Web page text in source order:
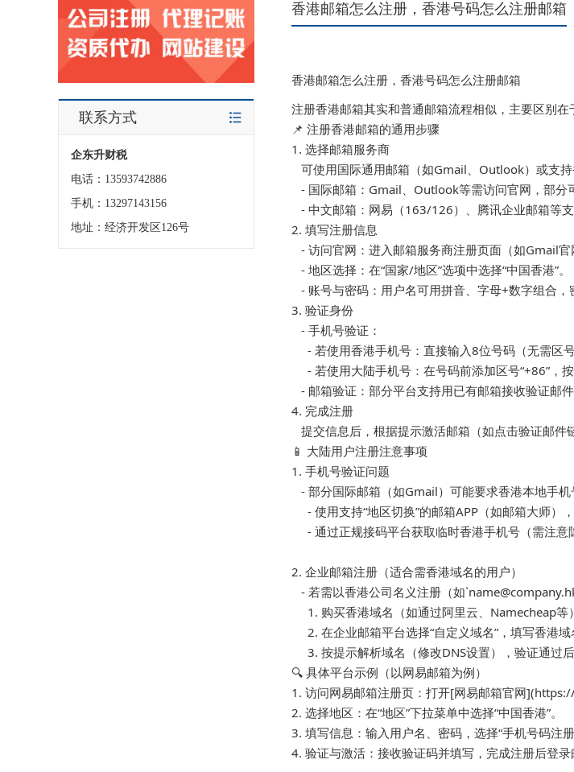
联系方式
企东升财税
电话：13593742886
手机：13297143156
地址：经济开发区126号
香港邮箱怎么注册，香港号码怎么注册邮箱
香港邮箱怎么注册，香港号码怎么注册邮箱
注册香港邮箱其实和普通邮箱流程相似，主要区别
📌 注册香港邮箱的通用步骤
1. 选择邮箱服务商
可使用国际通用邮箱（如Gmail、Outlook）或支
- 国际邮箱：Gmail、Outlook等需访问官网，部分
- 中文邮箱：网易（163/126）、腾讯企业邮箱等支
2. 填写注册信息
- 访问官网：进入邮箱服务商注册页面（如Gmail
- 地区选择：在“国家/地区”选项中选择“中国香港”。
- 账号与密码：用户名可用拼音、字母+数字组合，
3. 验证身份
- 手机号验证：
- 若使用香港手机号：直接输入8位号码（无需区
- 若使用大陆手机号：在号码前添加区号“+86”，
- 邮箱验证：部分平台支持用已有邮箱接收验证邮
4. 完成注册
提交信息后，根据提示激活邮箱（如点击验证邮件
📱 大陆用户注册注意事项
1. 手机号验证问题
- 部分国际邮箱（如Gmail）可能要求香港本地手
- 使用支持“地区切换”的邮箱APP（如邮箱大师）
- 通过正规接码平台获取临时香港手机号（需注意
2. 企业邮箱注册（适合需香港域名的用户）
- 若需以香港公司名义注册（如
1. 购买香港域名（如通过阿里云、Namecheap等
2. 在企业邮箱平台选择“自定义域名”，填写香港域
3. 按提示解析域名（修改DNS设置），验证通过后
🔍 具体平台示例（以网易邮箱为例）
1. 访问网易邮箱注册页：打开[网易邮箱官网
2. 选择地区：在“地区”下拉菜单中选择“中国香港”。
3. 填写信息：输入用户名、密码，选择“手机号码
4. 验证与激活：接收验证码并填写，完成注册后登录